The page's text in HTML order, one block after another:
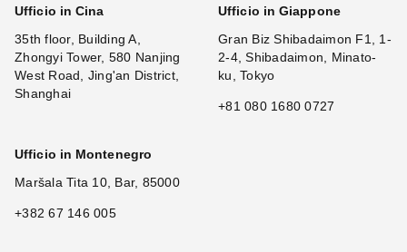
Ufficio in Cina
35th floor, Building A,
Zhongyi Tower, 580 Nanjing
West Road, Jing'an District,
Shanghai
Ufficio in Giappone
Gran Biz Shibadaimon F1, 1-
2-4, Shibadaimon, Minato-
ku, Tokyo
+81 080 1680 0727
Ufficio in Montenegro
Maršala Tita 10, Bar, 85000
+382 67 146 005